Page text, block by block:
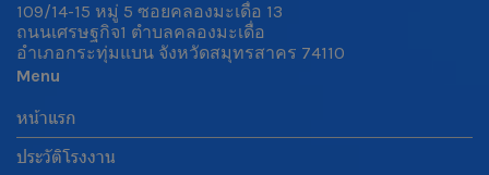
109/14-15 หมู่ 5 ซอยคลองมะเดื่อ 13
ถนนเศรษฐกิจ1 ตำบลคลองมะเดื่อ
อำเภอกระทุ่มแบน จังหวัดสมุทรสาคร 74110
Menu
หน้าแรก
ประวัติโรงงาน